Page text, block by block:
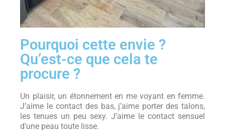
Pourquoi cette envie ?
Qu’est-ce que cela te
procure ?
Un plaisir, un étonnement en me voyant en femme.
J’aime le contact des bas, j’aime porter des talons,
les tenues un peu sexy. J’aime le contact sensuel
d’une peau toute lisse.